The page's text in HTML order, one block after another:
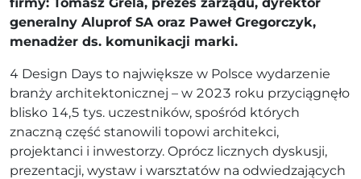
generalny Aluprof SA oraz Paweł Gregorczyk,
menadżer ds. komunikacji marki.
4 Design Days to największe w Polsce wydarzenie
branży architektonicznej – w 2023 roku przyciągnęło
blisko 14,5 tys. uczestników, spośród których
znaczną część stanowili topowi architekci,
projektanci i inwestorzy. Oprócz licznych dyskusji,
prezentacji, wystaw i warsztatów na odwiedzających